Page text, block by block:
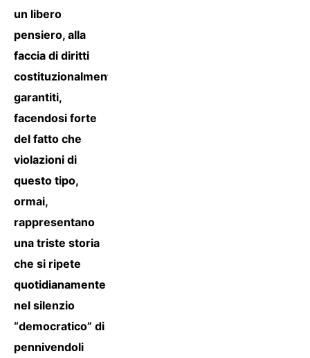
un libero
pensiero, alla
faccia di diritti
costituzionalmente
garantiti,
facendosi forte
del fatto che
violazioni di
questo tipo,
ormai,
rappresentano
una triste storia
che si ripete
quotidianamente
nel silenzio
“democratico” di
pennivendoli